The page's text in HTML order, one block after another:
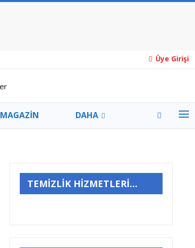
Üye Girişi
MAGAZİN DAHA
TEMİZLİK HİZMETLERİ…